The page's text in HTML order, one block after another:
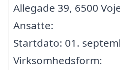
Allegade 39, 6500
Ansatte:
Startdato: 01.
Virksomhedsform: